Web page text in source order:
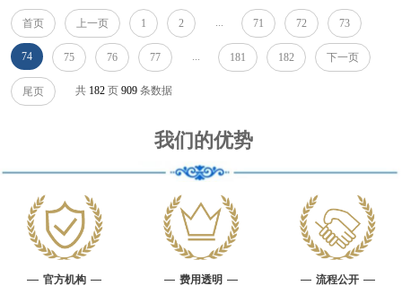
首页 上一页 1 2 71 72 73
74 75 76 77 181 182 下一页
尾页 共 182 页909 条数据
我们的优势
官方机构 费用透明 流程公开